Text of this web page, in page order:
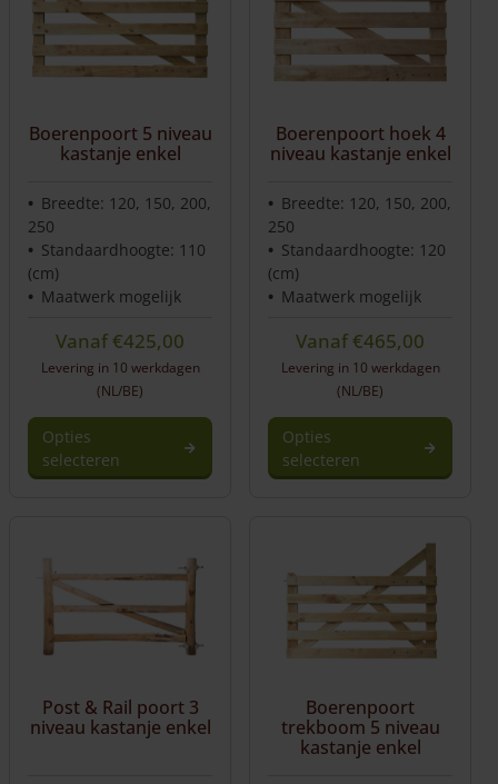
Boerenpoort 5 niveau
kastanje enkel
Breedte: 120, 150, 200,
250
Standaardhoogte: 110
(cm)
Maatwerk mogelijk
Vanaf€425,00
Levering in 10 werkdagen
(NL/BE)
Opties
selecteren
Boerenpoort hoek 4
niveau kastanje enkel
Breedte: 120, 150, 200,
250
Standaardhoogte: 120
(cm)
Maatwerk mogelijk
Vanaf€465,00
Levering in 10 werkdagen
(NL/BE)
Opties
selecteren
Post & Rail poort 3
niveau kastanje enkel
Boerenpoort
trekboom 5 niveau
kastanje enkel